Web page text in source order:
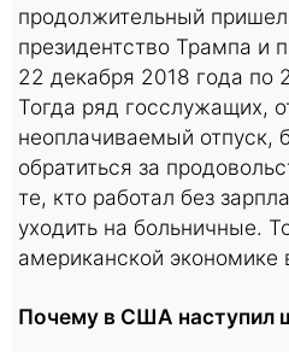
продолжительный
президентство Трампа и
22 декабря 2018 года по
Тогда ряд госслужащих,
неоплачиваемый
обратиться за
те, кто работал без
уходить на больничные.
американской экономике
Почему в США наступил